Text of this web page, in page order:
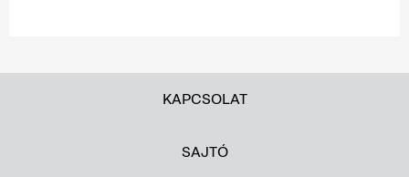
KAPCSOLAT
SAJTÓ